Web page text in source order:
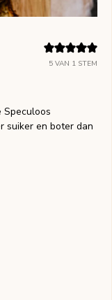
5 VAN 1 STEM
suiker en boter dan